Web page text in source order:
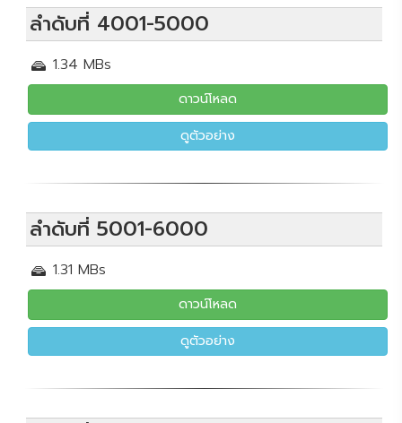
ลำดับที่ 4001-5000
1.34 MBs
ดาวน์โหลด
ดูตัวอย่าง
ลำดับที่ 5001-6000
1.31 MBs
ดาวน์โหลด
ดูตัวอย่าง